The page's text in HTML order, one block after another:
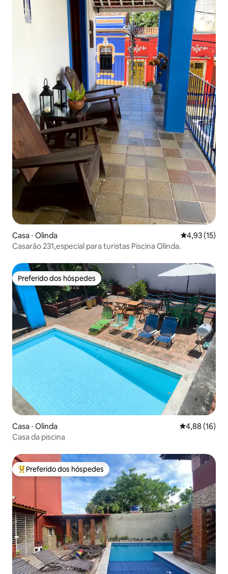
Casa ⋅ Olinda 4,93 de uma
4,93 (15)
Casarão 231,especial para turistas Piscina Olinda.
Preferido dos hóspedes
Preferido dos hóspedes
Casa ⋅ Olinda 4,88 de uma
4,88 (16)
Casa da piscina
Entre os melhores preferidos dos hóspedes
Preferido dos hóspedes